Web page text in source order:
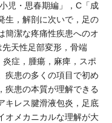
児・思春期編」，C「成
生，解剖に次いで，足の
簡潔な疼痛性疾患へのオ
天性足部変形，骨端
症，腫瘍，麻痺，スポ
疾患の多くの項目で初め
疾患の本質が理解できる
キレス腱滑液包炎，足底
オメカニカルな理解が大